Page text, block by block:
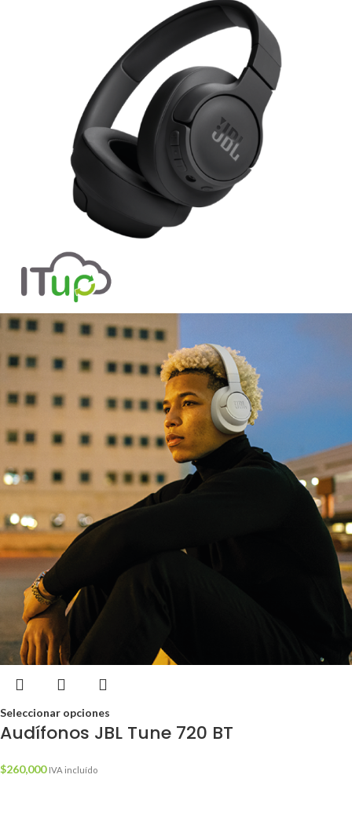
Seleccionar opciones
Audífonos JBL Tune 720 BT
$260,000 IVA incluído